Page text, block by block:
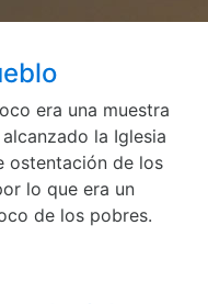
era una muestra
la Iglesia
ostentación de los
lo que era un
de los pobres.